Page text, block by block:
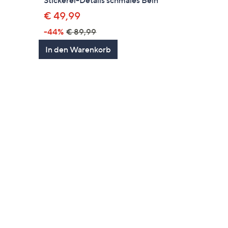
€ 49,99
-44% € 89,99
In den Warenkorb